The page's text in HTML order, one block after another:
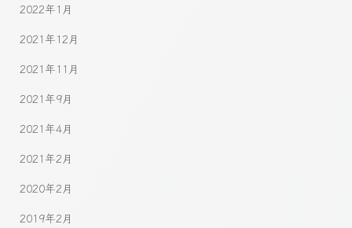
2022年1月
2021年12月
2021年11月
2021年9月
2021年4月
2021年2月
2020年2月
2019年2月